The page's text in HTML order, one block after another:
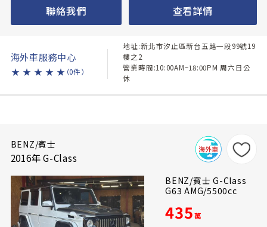
聯絡我們 查看詳情
海外車服務中心
★ ★ ★ ★ ★ （0件）
地址:新北市汐止區新台五路一段99號19
樓之2
營業時間:10:00AM~18:00PM 周六日公
休
BENZ/賓士
2016年 G-Class
BENZ/賓士 G-Class
G63 AMG/5500cc
435萬